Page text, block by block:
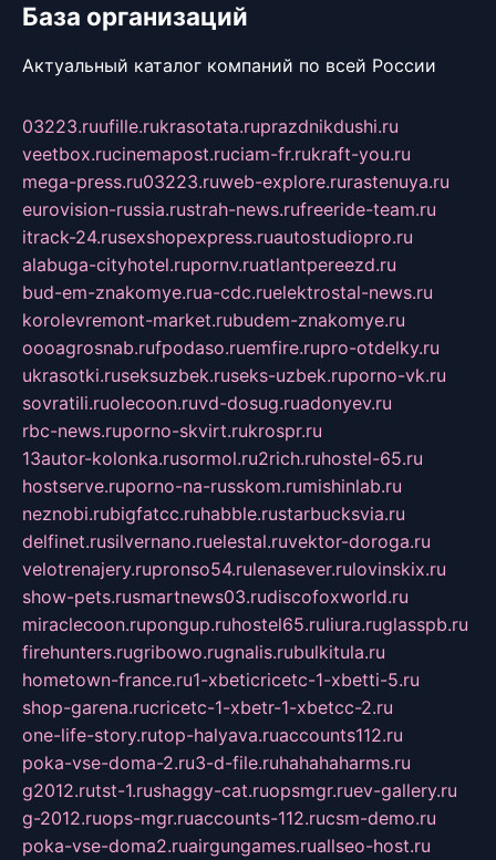
База организаций
Актуальный каталог компаний по всей России
03223.ruufille.rukrasotata.ruprazdnikdushi.ru
veetbox.rucinemapost.ruciam-fr.rukraft-you.ru
mega-press.ru03223.ruweb-explore.rurastenuya.ru
eurovision-russia.rustrah-news.rufreeride-team.ru
itrack-24.rusexshopexpress.ruautostudiopro.ru
alabuga-cityhotel.rupornv.ruatlantpereezd.ru
bud-em-znakomye.rua-cdc.ruelektrostal-news.ru
korolevremont-market.rubudem-znakomye.ru
oooagrosnab.rufpodaso.ruemfire.rupro-otdelky.ru
ukrasotki.ruseksuzbek.ruseks-uzbek.ruporno-vk.ru
sovratili.ruolecoon.ruvd-dosug.ruadonyev.ru
rbc-news.ruporno-skvirt.rukrospr.ru
13autor-kolonka.rusormol.ru2rich.ruhostel-65.ru
hostserve.ruporno-na-russkom.rumishinlab.ru
neznobi.rubigfatcc.ruhabble.rustarbucksvia.ru
delfinet.rusilvernano.ruelestal.ruvektor-doroga.ru
velotrenajery.rupronso54.rulenasever.rulovinskix.ru
show-pets.rusmartnews03.rudiscofoxworld.ru
miraclecoon.rupongup.ruhostel65.ruliura.ruglasspb.ru
firehunters.rugribowo.rugnalis.rubulkitula.ru
hometown-france.ru1-xbeticricetc-1-xbetti-5.ru
shop-garena.rucricetc-1-xbetr-1-xbetcc-2.ru
one-life-story.rutop-halyava.ruaccounts112.ru
poka-vse-doma-2.ru3-d-file.ruhahahaharms.ru
g2012.rutst-1.rushaggy-cat.ruopsmgr.ruev-gallery.ru
g-2012.ruops-mgr.ruaccounts-112.rucsm-demo.ru
poka-vse-doma2.ruairgungames.ruallseo-host.ru